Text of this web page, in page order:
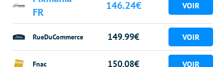
FR
146.24€
RueDuCommerce 149.99€
Fnac 150.08€